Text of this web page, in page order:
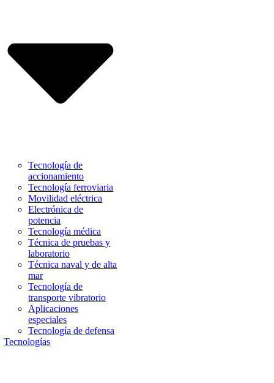
Tecnología de
accionamiento
Tecnología ferroviaria
Movilidad eléctrica
Electrónica de
potencia
Tecnología médica
Técnica de pruebas y
laboratorio
Técnica naval y de alta
mar
Tecnología de
transporte vibratorio
Aplicaciones
especiales
Tecnología de defensa
Tecnologías